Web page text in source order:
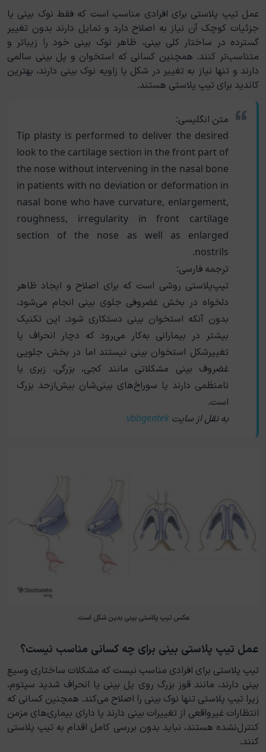
عمل تیپ پلاستی برای افرادی مناسب است که فقط نوک بینی یا
جزئیات کوچک آن نیاز به اصلاح دارد و تمایل دارند بدون تغییر
گسترده در ساختار کلی بینی، ظاهر نوک بینی خود را زیباتر و
متناسب‌تر کنند. همچنین کسانی که استخوان و پل بینی سالمی
دارند و تنها نیاز به تغییر در شکل یا زاویه نوک بینی دارند، بهترین
کاندید برای تیپ پلاستی هستند.
متن انگلیسی:
Tip plasty is performed to deliver the desired
look to the cartilage section in the front part of
the nose without intervening in the nasal bone
in patients with no deviation or deformation in
nasal bone who have curvature, enlargement,
roughness, irregularity in front cartilage
section of the nose as well as enlarged
nostrils.
ترجمه فارسی:
تیپ‌پلاستی روشی است که برای اصلاح و ایجاد ظاهر
دلخواه در بخش غضروفی جلوی بینی انجام می‌شود،
بدون آنکه استخوان بینی دستکاری شود. این تکنیک
بیشتر در بیمارانی به‌کار می‌رود که دچار انحراف یا
تغییرشکل استخوان بینی نیستند اما در بخش جلویی
غضروف بینی مشکلاتی مانند کجی، بزرگی، زبری یا
نامنظمی دارند یا سوراخ‌های بینی‌شان بیش‌ازحد بزرگ
است.
به نقل از سایت vbbgentek
عکس تیپ پلاستی بینی بدین شکل است.
عمل تیپ پلاستی بینی برای چه کسانی مناسب نیست؟
تیپ پلاستی برای افرادی مناسب نیست که مشکلات ساختاری وسیع
بینی دارند، مانند قوز بزرگ روی پل بینی یا انحراف شدید سپتوم،
زیرا تیپ پلاستی تنها نوک بینی را اصلاح می‌کند. همچنین کسانی که
انتظارات غیرواقعی از تغییرات بینی دارند یا دارای بیماری‌های مزمن
کنترل‌نشده هستند، نباید بدون بررسی کامل اقدام به تیپ پلاستی
کنند.